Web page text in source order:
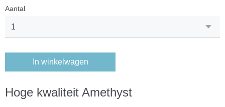
Aantal
In winkelwagen
Hoge kwaliteit Amethyst